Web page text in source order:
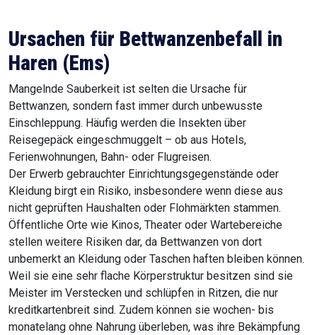
Ursachen für Bettwanzenbefall in
Haren (Ems)
Mangelnde Sauberkeit ist selten die Ursache für
Bettwanzen, sondern fast immer durch unbewusste
Einschleppung. Häufig werden die Insekten über
Reisegepäck eingeschmuggelt – ob aus Hotels,
Ferienwohnungen, Bahn- oder Flugreisen.
Der Erwerb gebrauchter Einrichtungsgegenstände oder
Kleidung birgt ein Risiko, insbesondere wenn diese aus
nicht geprüften Haushalten oder Flohmärkten stammen.
Öffentliche Orte wie Kinos, Theater oder Wartebereiche
stellen weitere Risiken dar, da Bettwanzen von dort
unbemerkt an Kleidung oder Taschen haften bleiben können.
Weil sie eine sehr flache Körperstruktur besitzen sind sie
Meister im Verstecken und schlüpfen in Ritzen, die nur
kreditkartenbreit sind. Zudem können sie wochen- bis
monatelang ohne Nahrung überleben, was ihre Bekämpfung